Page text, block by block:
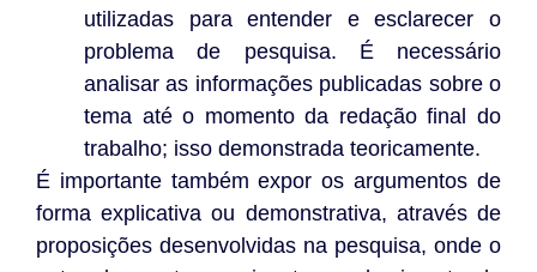
utilizadas para entender e esclarecer o
problema de pesquisa. É necessário
analisar as informações publicadas sobre o
tema até o momento da redação final do
trabalho; isso demonstrada teoricamente.
É importante também expor os argumentos de
forma explicativa ou demonstrativa, através de
proposições desenvolvidas na pesquisa, onde o